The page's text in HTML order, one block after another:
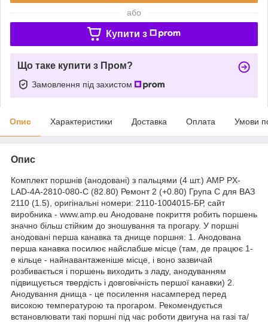
або
Купити з
Що таке купити з Пром?
Замовлення під захистом
Опис Характеристики Доставка Оплата Умови
Опис
Комплект поршнів (анодовані) з пальцями (4 шт.) AMP PX-
LAD-4A-2810-080-C (82.80) Ремонт 2 (+0.80) Група C для ВАЗ
2110 (1.5), оригінальні номери: 2110-1004015-БР, сайт
виробника - www.amp.eu Анодоване покриття робить поршень
значно більш стійким до зношування та прогару. У поршні
анодовані перша канавка та днище поршня: 1. Анодована
перша канавка посилює найслабше місце (там, де працює 1-
е кільце - найнавантаженіше місце, і воно зазвичай
розбивається і поршень виходить з ладу, анодуванням
підвищується твердість і довговічність першої канавки) 2.
Анодування днища - це посилення насамперед перед
високою температурою та прогаром. Рекомендується
встановлювати такі поршні під час роботи двигуна на газі та/